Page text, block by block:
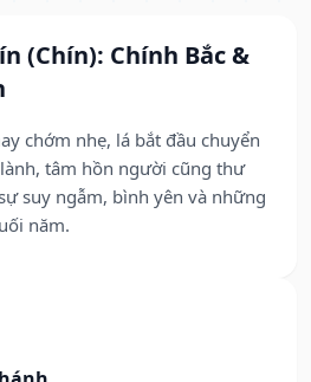
(Chín): Chính Bắc &
chớm nhẹ, lá bắt đầu chuyển
tâm hồn người cũng thư
suy ngẫm, bình yên và những
năm.